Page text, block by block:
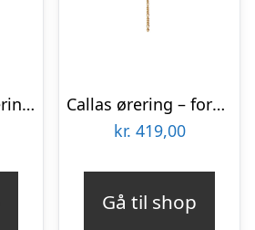
Jennie hængeøreringe – forgyldt
Callas ørering – forgyldt
kr. 419,00
Gå til shop